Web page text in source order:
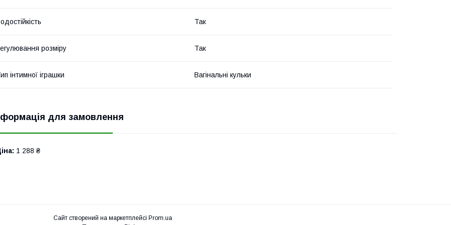
Так
розміру Так
інтимної іграшки Вагінальні кульки
для замовлення
1 288 ₴
Сайт створений на маркетплейсі Prom.ua